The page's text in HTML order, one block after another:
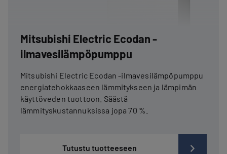
Mitsubishi Electric Ecodan -
ilmavesilämpöpumppu
Mitsubishi Electric Ecodan -ilmavesilämpöpumppu
energiatehokkaaseen lämmitykseen ja lämpimän
käyttöveden tuottoon. Säästä
lämmityskustannuksissa jopa 70 %.
Tutustu tuotteeseen